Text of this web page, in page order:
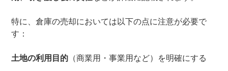
特に、倉庫の売却においては以下の点に注意が必要で
す：
土地の利用目的 （商業用・事業用など）を明確にする